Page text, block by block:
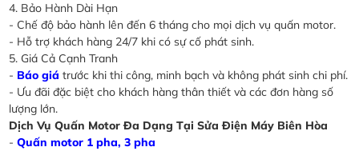
4. Bảo Hành Dài Hạn
- Chế độ bảo hành lên đến 6 tháng cho mọi dịch vụ quấn motor.
- Hỗ trợ khách hàng 24/7 khi có sự cố phát sinh.
5. Giá Cả Cạnh Tranh
- Báo giá trước khi thi công, minh bạch và không phát sinh chi phí.
- Ưu đãi đặc biệt cho khách hàng thân thiết và các đơn hàng số
lượng lớn.
Dịch Vụ Quấn Motor Đa Dạng Tại Sửa Điện Máy Biên Hòa
-Quấn motor 1 pha, 3 pha